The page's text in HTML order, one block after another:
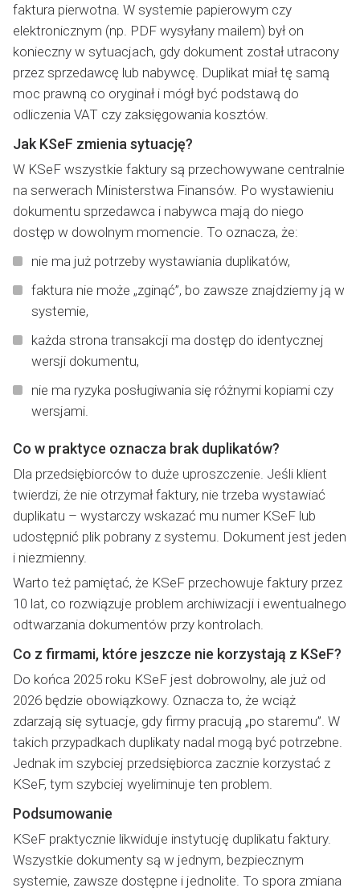
faktura pierwotna. W systemie papierowym czy
elektronicznym (np. PDF wysyłany mailem) był on
konieczny w sytuacjach, gdy dokument został utracony
przez sprzedawcę lub nabywcę. Duplikat miał tę samą
moc prawną co oryginał i mógł być podstawą do
odliczenia VAT czy zaksięgowania kosztów.
Jak KSeF zmienia sytuację?
W KSeF wszystkie faktury są przechowywane centralnie
na serwerach Ministerstwa Finansów. Po wystawieniu
dokumentu sprzedawca i nabywca mają do niego
dostęp w dowolnym momencie. To oznacza, że:
nie ma już potrzeby wystawiania duplikatów,
faktura nie może „zginąć”, bo zawsze znajdziemy ją w
systemie,
każda strona transakcji ma dostęp do identycznej
wersji dokumentu,
nie ma ryzyka posługiwania się różnymi kopiami czy
wersjami.
Co w praktyce oznacza brak duplikatów?
Dla przedsiębiorców to duże uproszczenie. Jeśli klient
twierdzi, że nie otrzymał faktury, nie trzeba wystawiać
duplikatu – wystarczy wskazać mu numer KSeF lub
udostępnić plik pobrany z systemu. Dokument jest jeden
i niezmienny.
Warto też pamiętać, że KSeF przechowuje faktury przez
10 lat, co rozwiązuje problem archiwizacji i ewentualnego
odtwarzania dokumentów przy kontrolach.
Co z firmami, które jeszcze nie korzystają z KSeF?
Do końca 2025 roku KSeF jest dobrowolny, ale już od
2026 będzie obowiązkowy. Oznacza to, że wciąż
zdarzają się sytuacje, gdy firmy pracują „po staremu”. W
takich przypadkach duplikaty nadal mogą być potrzebne.
Jednak im szybciej przedsiębiorca zacznie korzystać z
KSeF, tym szybciej wyeliminuje ten problem.
Podsumowanie
KSeF praktycznie likwiduje instytucję duplikatu faktury.
Wszystkie dokumenty są w jednym, bezpiecznym
systemie, zawsze dostępne i jednolite. To spora zmiana